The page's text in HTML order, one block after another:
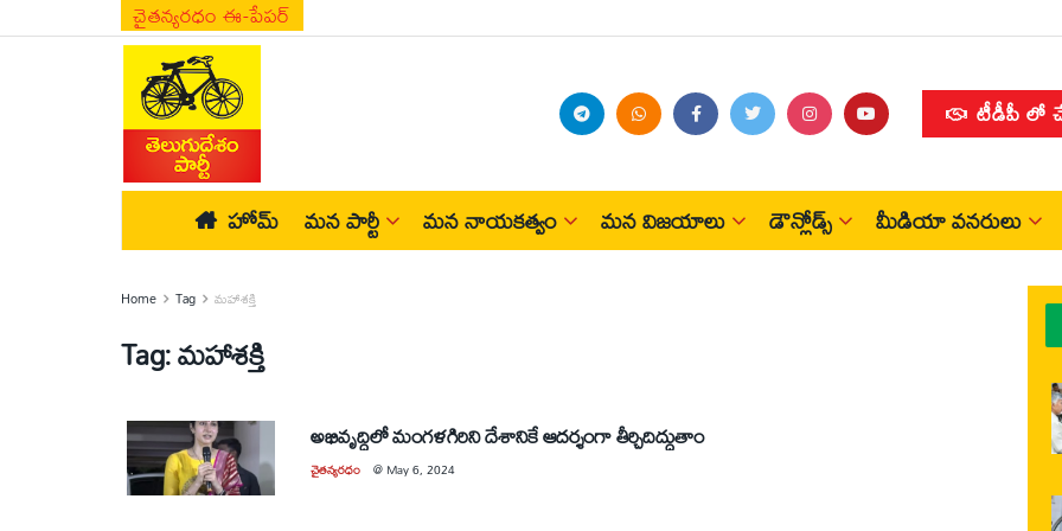
చైతన్యరధం ఈ-పేపర్
టీడీపీ లో
హోమ్ మన పార్టీ మన నాయకత్వం మన విజయాలు డౌన్లోడ్స్ మీడియా వనరులు
Home Tag మహాశక్తి
Tag:మహాశక్తి
అభివృద్ధిలో మంగళగిరిని దేశానికే ఆదర్శంగా తీర్చిదిద్దుతాం
చైతన్యరధం @ May 6, 2024